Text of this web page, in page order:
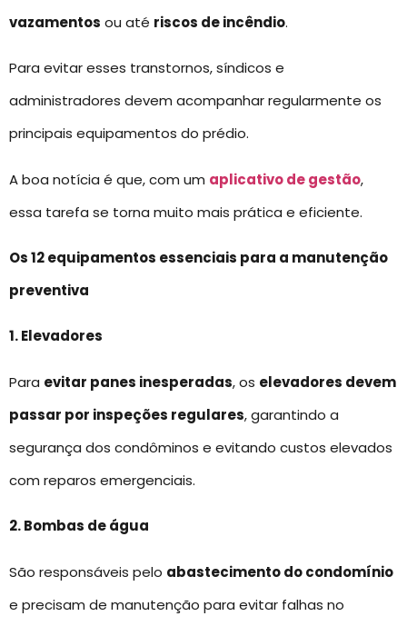
vazamentos ou até riscos de incêndio.
Para evitar esses transtornos, síndicos e
administradores devem acompanhar regularmente os
principais equipamentos do prédio.
A boa notícia é que, com um aplicativo de gestão,
essa tarefa se torna muito mais prática e eficiente.
Os 12 equipamentos essenciais para a manutenção
preventiva
1. Elevadores
Para evitar panes inesperadas, os elevadores devem
passar por inspeções regulares, garantindo a
segurança dos condôminos e evitando custos elevados
com reparos emergenciais.
2. Bombas de água
São responsáveis pelo abastecimento do condomínio
e precisam de manutenção para evitar falhas no